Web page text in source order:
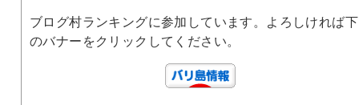
ブログ村ランキングに参加しています。よろしければ下
のバナーをクリックしてください。